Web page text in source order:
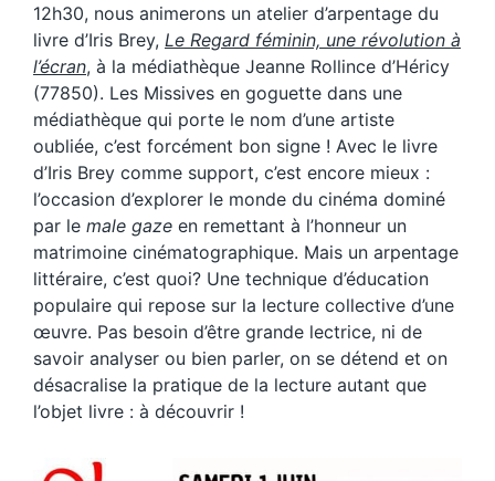
12h30, nous animerons un atelier d’arpentage du
livre d’Iris Brey, Le Regard féminin, une révolution à
l’écran, à la médiathèque Jeanne Rollince d’Héricy
(77850). Les Missives en goguette dans une
médiathèque qui porte le nom d’une artiste
oubliée, c’est forcément bon signe ! Avec le livre
d’Iris Brey comme support, c’est encore mieux :
l’occasion d’explorer le monde du cinéma dominé
par le male gaze en remettant à l’honneur un
matrimoine cinématographique. Mais un arpentage
littéraire, c’est quoi? Une technique d’éducation
populaire qui repose sur la lecture collective d’une
œuvre. Pas besoin d’être grande lectrice, ni de
savoir analyser ou bien parler, on se détend et on
désacralise la pratique de la lecture autant que
l’objet livre : à découvrir !